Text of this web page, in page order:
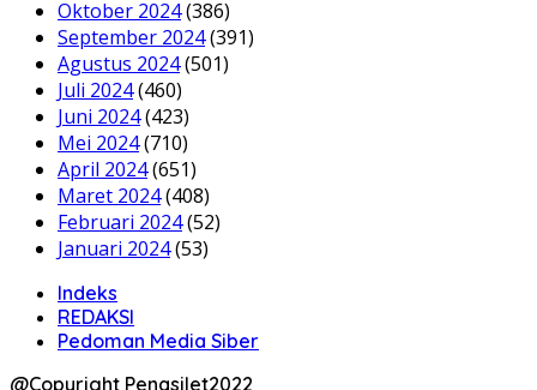
Oktober 2024(386)
September 2024(391)
Agustus 2024(501)
Juli 2024(460)
Juni 2024(423)
Mei 2024(710)
April 2024(651)
Maret 2024(408)
Februari 2024(52)
Januari 2024(53)
Indeks
REDAKSI
Pedoman Media Siber
@Copyright Penasilet2022